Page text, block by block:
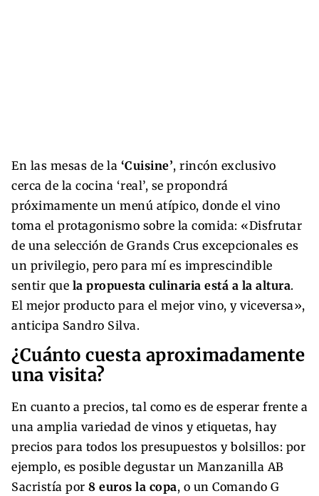
En las mesas de la ‘Cuisine’, rincón exclusivo
cerca de la cocina ‘real’, se propondrá
próximamente un menú atípico, donde el vino
toma el protagonismo sobre la comida: «Disfrutar
de una selección de Grands Crus excepcionales es
un privilegio, pero para mí es imprescindible
sentir que la propuesta culinaria está a la altura.
El mejor producto para el mejor vino, y viceversa»,
anticipa Sandro Silva.
¿Cuánto cuesta aproximadamente
una visita?
En cuanto a precios, tal como es de esperar frente a
una amplia variedad de vinos y etiquetas, hay
precios para todos los presupuestos y bolsillos: por
ejemplo, es posible degustar un Manzanilla AB
Sacristía por 8 euros la copa, o un Comando G